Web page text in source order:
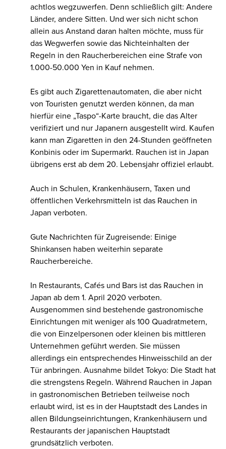
achtlos wegzuwerfen. Denn schließlich gilt: Andere
Länder, andere Sitten. Und wer sich nicht schon
allein aus Anstand daran halten möchte, muss für
das Wegwerfen sowie das Nichteinhalten der
Regeln in den Raucherbereichen eine Strafe von
1.000-50.000 Yen in Kauf nehmen.
Es gibt auch Zigarettenautomaten, die aber nicht
von Touristen genutzt werden können, da man
hierfür eine „Taspo“-Karte braucht, die das Alter
verifiziert und nur Japanern ausgestellt wird. Kaufen
kann man Zigaretten in den 24-Stunden geöffneten
Konbinis oder im Supermarkt. Rauchen ist in Japan
übrigens erst ab dem 20. Lebensjahr offiziel erlaubt.
Auch in Schulen, Krankenhäusern, Taxen und
öffentlichen Verkehrsmitteln ist das Rauchen in
Japan verboten.
Gute Nachrichten für Zugreisende: Einige
Shinkansen haben weiterhin separate
Raucherbereiche.
In Restaurants, Cafés und Bars ist das Rauchen in
Japan ab dem 1. April 2020 verboten.
Ausgenommen sind bestehende gastronomische
Einrichtungen mit weniger als 100 Quadratmetern,
die von Einzelpersonen oder kleinen bis mittleren
Unternehmen geführt werden. Sie müssen
allerdings ein entsprechendes Hinweisschild an der
Tür anbringen. Ausnahme bildet Tokyo: Die Stadt hat
die strengstens Regeln. Während Rauchen in Japan
in gastronomischen Betrieben teilweise noch
erlaubt wird, ist es in der Hauptstadt des Landes in
allen Bildungseinrichtungen, Krankenhäusern und
Restaurants der japanischen Hauptstadt
grundsätzlich verboten.